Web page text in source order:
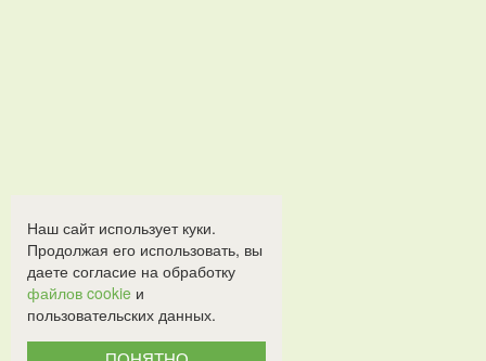
Наш сайт использует куки.
Продолжая его использовать, вы
даете согласие на обработку
файлов cookie и
пользовательских данных.